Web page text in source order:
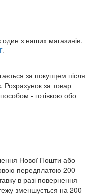
з наших магазинів.
.
за покупцем після
за товар
- готівкою обо
Нової Пошти або
передплатою 200
в разі повернення
зменшується на 200